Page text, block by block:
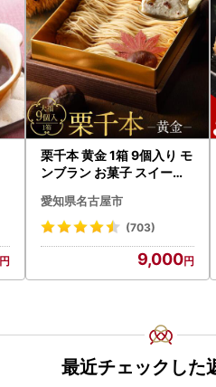
栗千本 黄金 1箱 9個入り モ
ンブラン お菓子 スイーツ
愛知県名古屋市
(703)
9,000
最近チェックした